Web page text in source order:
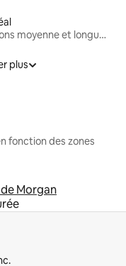
Locations moyenne et longue durée
plus
fonction des zones
Morgan